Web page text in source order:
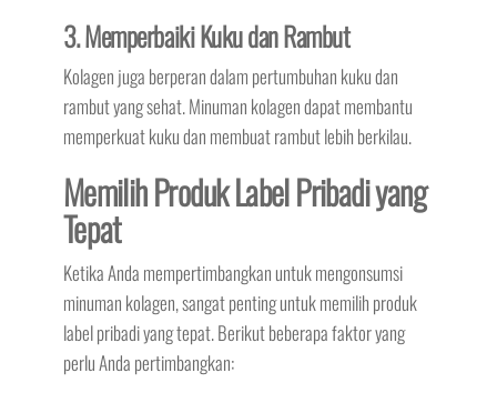
3. Memperbaiki Kuku dan Rambut
Kolagen juga berperan dalam pertumbuhan kuku dan
rambut yang sehat. Minuman kolagen dapat membantu
memperkuat kuku dan membuat rambut lebih berkilau.
Memilih Produk Label Pribadi yang
Tepat
Ketika Anda mempertimbangkan untuk mengonsumsi
minuman kolagen, sangat penting untuk memilih produk
label pribadi yang tepat. Berikut beberapa faktor yang
perlu Anda pertimbangkan: